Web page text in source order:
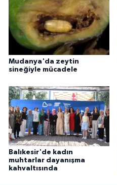
Mudanya'da zeytin
sineğiyle mücadele
Balıkesir'de kadın
muhtarlar dayanışma
kahvaltısında